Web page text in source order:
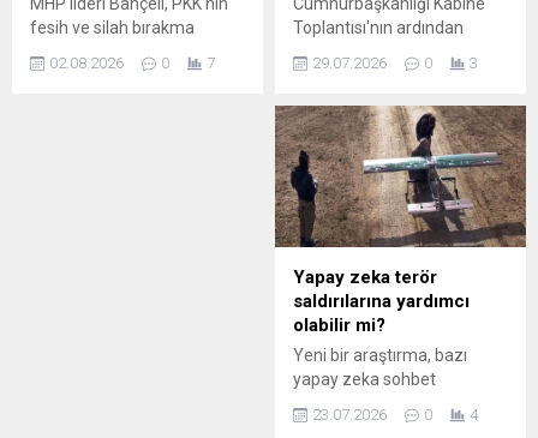
fesih ve silah bırakma
oluşturacak çerçeve yasa
02.08.2026 0 7
Toplantısı'nın ardından
Tayyip Erdoğan
29.07.2026 0 3
Yapay zeka terör
saldırılarına yardımcı
olabilir mi?
Yeni bir araştırma, bazı
yapay zeka sohbet
terör gruplarına saldırı
23.07.2026 0 4